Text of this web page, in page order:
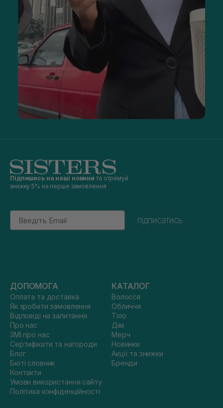
Підпишись на наші новини та отримуй
знижку 5% на перше замовлення
Email
підписатись
ДОПОМОГА
Оплата та доставка
Як зробити замовлення
Відповіді на запитання
Про нас
ЗМІ про нас
Сертифікати та нагороди
Блог
Бюті словник
Контакти
Умови використання сайту
Політика конфіденційності
КАТАЛОГ
Волосся
Обличчя
Тіло
Дім
Мерч
Новинки
Акції та знижки
Бренди